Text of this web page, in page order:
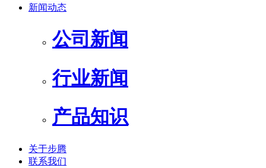
新闻动态
公司新闻
行业新闻
产品知识
关于步腾
联系我们